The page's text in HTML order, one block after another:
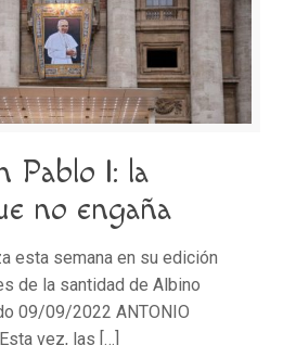
Pablo I: la
no engaña
esta semana en su edición
de la santidad de Albino
09/09/2022 ANTONIO
vez, las […]